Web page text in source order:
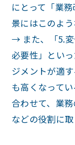
にとって「業
景にはこのよう
→ また、「5.
必要性」とい
ジメントが適
も高くなって
合わせて、業
などの役割に